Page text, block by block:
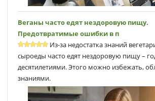
Веганы часто едят нездоровую пищу.
Предотвратимые ошибки в п
Из-за недостатка знаний
сыроеды часто едят нездоровую пищу –
десятилетиями. Этого можно избежать,
знаниями.